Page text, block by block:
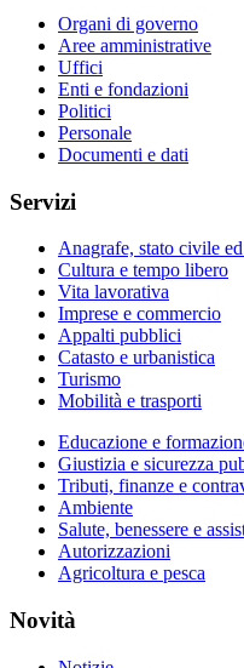
Organi di governo
Aree amministrative
Uffici
Enti e fondazioni
Politici
Personale
Documenti e dati
Servizi
Anagrafe, stato civile
Cultura e tempo libero
Vita lavorativa
Imprese e commercio
Appalti pubblici
Catasto e urbanistica
Turismo
Mobilità e trasporti
Educazione e
Giustizia e sicurezza
Tributi, finanze e
Ambiente
Salute, benessere e
Autorizzazioni
Agricoltura e pesca
Novità